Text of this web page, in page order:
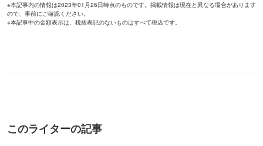
※本記事内の情報は2023年01月26日時点のものです。掲載情報は現在と異なる場合があります
ので、事前にご確認ください。
※本記事中の金額表示は、税抜表記のないものはすべて税込です。
このライターの記事